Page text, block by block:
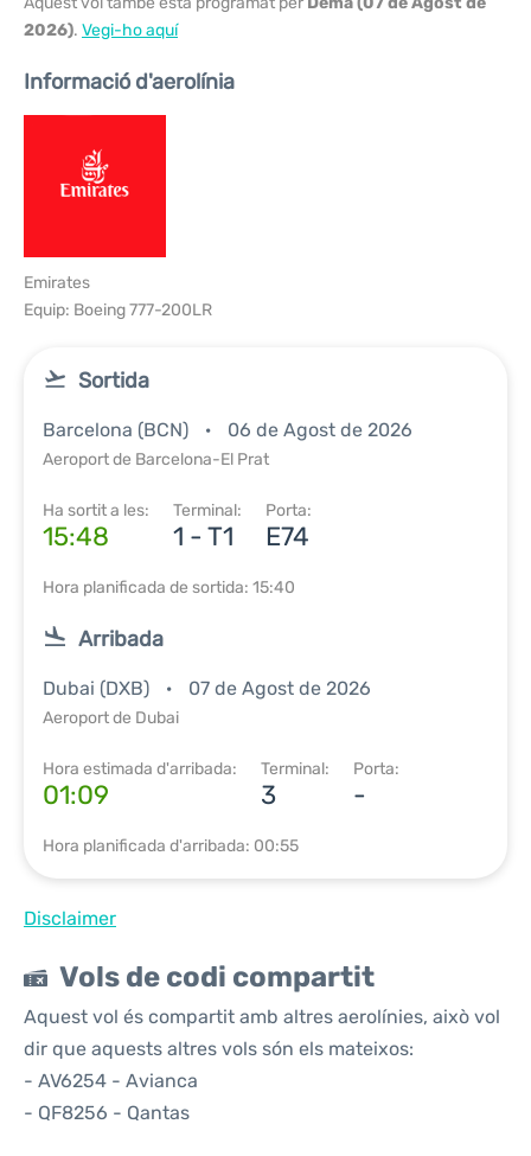
2026). Vegi-ho aquí
Informació d'aerolínia
Emirates
Equip: Boeing 777-200LR
Sortida
Barcelona (BCN) 06 de Agost de 2026
Aeroport de Barcelona-El Prat
Ha sortit a les:
15:48
Terminal:
1 - T1
Porta:
E74
Hora planificada de sortida: 15:40
Arribada
Dubai (DXB) 07 de Agost de 2026
Aeroport de Dubai
Hora estimada d'arribada:
01:09
Terminal:
3
Porta:
-
Hora planificada d'arribada: 00:55
Disclaimer
Vols de codi compartit
Aquest vol és compartit amb altres aerolínies, això vol
dir que aquests altres vols són els mateixos:
- AV6254 - Avianca
- QF8256 - Qantas